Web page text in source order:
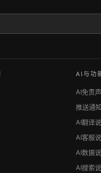
AI与功
AI免责
推送通
AI翻译
AI客服
AI数据
AI搜索